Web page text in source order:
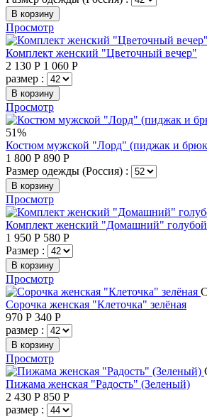
В корзину
Просмотр
Комплект женский "Цветочный вечер"
2 130 Р 1 060 Р
размер :
В корзину
Просмотр
51%
Костюм мужской "Лорд" (пиджак и
1 800 Р 890 Р
Размер одежды (Россия) :
В корзину
Просмотр
Комплект женский "Домашний" голубой
1 950 Р 580 Р
Размер :
В корзину
Просмотр
Сорочка женская "Клеточка" зелёная
970 Р 340 Р
размер :
В корзину
Просмотр
Пижама женская "Радость" (Зеленый)
2 430 Р 850 Р
размер :